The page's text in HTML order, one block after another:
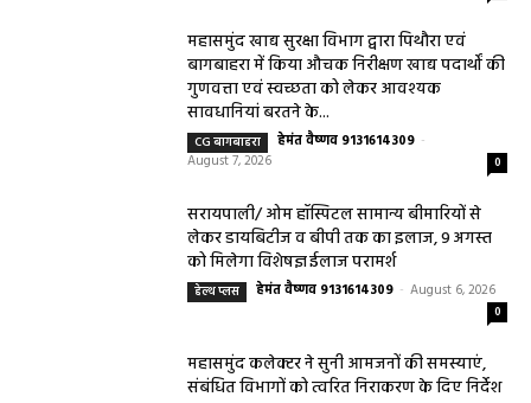
महासमुंद खाद्य सुरक्षा विभाग द्वारा पिथौरा एवं
बागबाहरा में किया औचक निरीक्षण खाद्य पदार्थों की
गुणवत्ता एवं स्वच्छता को लेकर आवश्यक
सावधानियां बरतने के...
CG बागबाहरा हेमंत वैष्णव 9131614309 -
August 7, 2026
0
सरायपाली/ ओम हॉस्पिटल सामान्य बीमारियों से
लेकर डायबिटीज व बीपी तक का इलाज, 9 अगस्त
को मिलेगा विशेषज्ञ ईलाज परामर्श
हेल्थ प्लस हेमंत वैष्णव 9131614309 - August 6, 2026
0
महासमुंद कलेक्टर ने सुनी आमजनों की समस्याएं,
संबंधित विभागों को त्वरित निराकरण के दिए निर्देश